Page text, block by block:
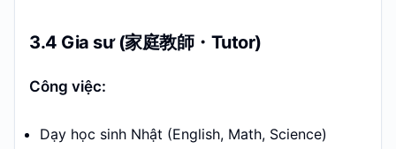
3.4 Gia sư (家庭教師・Tutor)
Công việc:
Dạy học sinh Nhật (English, Math, Science)